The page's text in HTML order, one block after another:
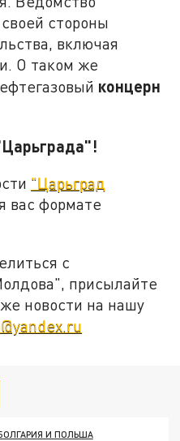
стороны
включая
О таком же
концерн
"Царьград
вас формате
с
присылайте
новости на нашу
И ПОЛЬША